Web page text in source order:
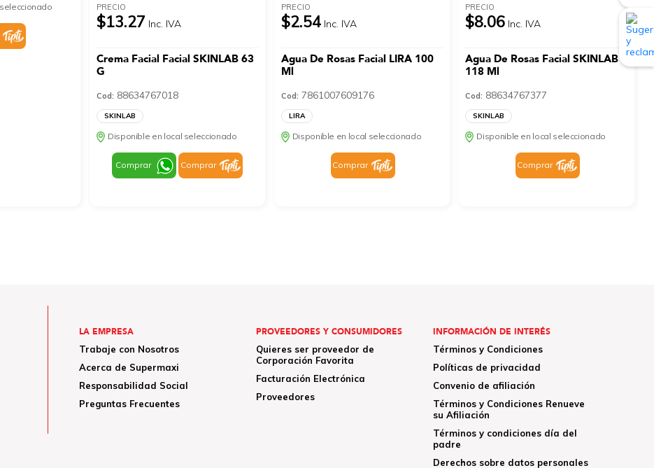
PRECIO
$13.27 Inc. IVA
Crema Facial Facial SKINLAB 63
G
Cod: 88634767018
SKINLAB
Disponible en local seleccionado
Comprar Comprar
PRECIO
$2.54 Inc. IVA
Agua De Rosas Facial LIRA 100
Ml
Cod: 7861007609176
LIRA
Disponible en local seleccionado
Comprar
PRECIO
$8.06 Inc. IVA
Agua De Rosas Facial SKINLAB
118 Ml
Cod: 88634767377
SKINLAB
Disponible en local seleccionado
Comprar
LA EMPRESA
Trabaje con Nosotros
Acerca de Supermaxi
Responsabilidad Social
Preguntas Frecuentes
PROVEEDORES Y CONSUMIDORES
Quieres ser proveedor de
Corporación Favorita
Facturación Electrónica
Proveedores
INFORMACIÓN DE INTERÉS
Términos y Condiciones
Políticas de privacidad
Convenio de afiliación
Términos y Condiciones Renueve
su Afiliación
Términos y condiciones día del
padre
Derechos sobre datos personales